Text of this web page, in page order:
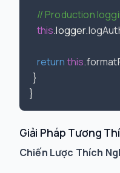
// Production
this.logger.
return this.
  }
Giải Pháp Tương
Chiến Lược Thích